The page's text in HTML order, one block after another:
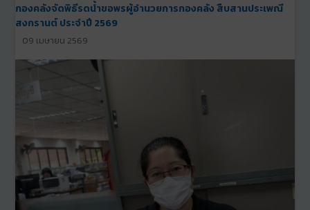
กองคลังจัดพิธีรดน้ำขอพรผู้อำนวยการกองคลัง สืบสานประเพณี
สงกรานต์ ประจำปี 2569
09 เมษายน 2569